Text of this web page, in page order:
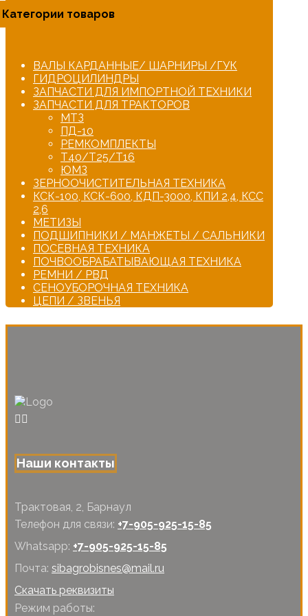
Категории товаров
ВАЛЫ КАРДАННЫЕ/ ШАРНИРЫ /ГУК
ГИДРОЦИЛИНДРЫ
ЗАПЧАСТИ ДЛЯ ИМПОРТНОЙ ТЕХНИКИ
ЗАПЧАСТИ ДЛЯ ТРАКТОРОВ
МТЗ
ПД-10
РЕМКОМПЛЕКТЫ
Т40/Т25/Т16
ЮМЗ
ЗЕРНООЧИСТИТЕЛЬНАЯ ТЕХНИКА
КСК-100, КСК-600, КДП-3000, КПИ 2,4, КСС
2,6
МЕТИЗЫ
ПОДШИПНИКИ / МАНЖЕТЫ / САЛЬНИКИ
ПОСЕВНАЯ ТЕХНИКА
ПОЧВООБРАБАТЫВАЮЩАЯ ТЕХНИКА
РЕМНИ / РВД
СЕНОУБОРОЧНАЯ ТЕХНИКА
ЦЕПИ / ЗВЕНЬЯ
Наши контакты
Трактовая, 2, Барнаул
Телефон для связи: +7-905-925-15-85
Whatsapp: +7-905-925-15-85
Почта: sibagrobisnes@mail.ru
Скачать реквизиты
Режим работы: